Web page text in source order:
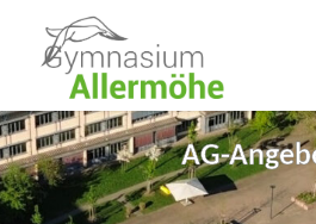
content
AG-